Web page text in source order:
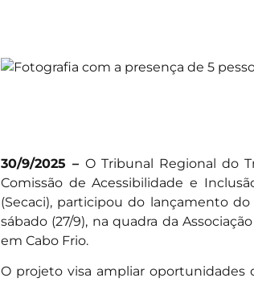
30/9/2025 – O Tribunal Regional do
Comissão de Acessibilidade e
(Secaci), participou do lançamento
sábado (27/9), na quadra da
em Cabo Frio.
O projeto visa ampliar oportunidades